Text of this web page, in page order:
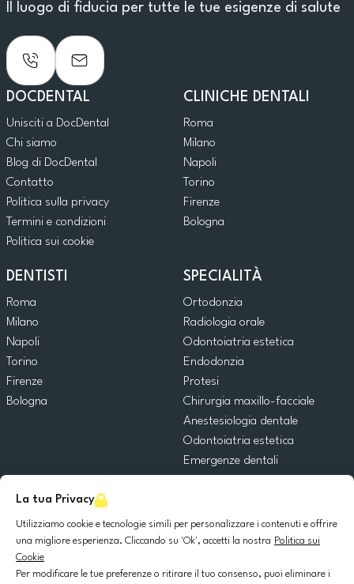
La tua Privacy
Utilizziamo cookie e tecnologie simili per personalizzare i contenuti e offrire
una migliore esperienza. Cliccando su 'Ok', accetti la nostra Politica sui
Cookie
Per modificare le tue preferenze o ritirare il tuo consenso, puoi eliminare i
Il luogo di fiducia per tutte le tue esigenze di salute
DOCDENTAL
Unisciti a DocDental
Chi siamo
Blog di DocDental
Contatto
Politica sulla privacy
Termini e condizioni
Politica sui cookie
CLINICHE DENTALI
Roma
Milano
Napoli
Torino
Firenze
Bologna
DENTISTI
Roma
Milano
Napoli
Torino
Firenze
Bologna
SPECIALITÀ
Ortodonzia
Radiologia orale
Odontoiatria estetica
Endodonzia
Protesi
Chirurgia maxillo-facciale
Anestesiologia dentale
Odontoiatria estetica
Emergenze dentali
Chirurgia orale
Implantologia dentale